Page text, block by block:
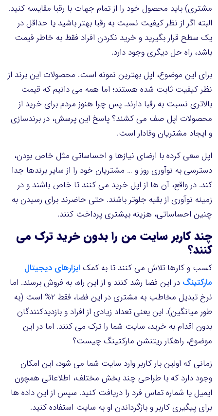
مشتری) باید محصول خود را از تمام جهات با رقبا مقایسه کنید.
البته اگر از نظر کیفیت نسبت به رقبا بهتر باشید یا حداقل در
یک سطح قرار بگیرید و خرید نکردن افراد فقط به خاطر قیمت
باشد، راه حل دیگری وجود دارد.
برای این موضوع، اپل بهترین نمونه است. محصولات این برند از
نظر کیفیت ثابت شده هستند؛ اما همه می دانیم که قیمت
بالاتری نسبت به رقبا دارند. پس چرا هنوز مردم برای خرید از
محصولات اپل صف می کشند؟ پاسخ این پرسش، در برندسازی
و ایجاد مشتریان وفادار است.
اپل سعی کرده با ارضای نیازها و احساساتی مثل خاص بودن،
دسترسی به نوآوری روز و … مشتریان خود را از سایر برندها جدا
کند. در واقع، آن ها از اپل خرید می کنند تا خاص باشند و در
زمینه نوآوری از بقیه جلوتر باشند. حتی حاضرند برای رسیدن به
چنین احساساتی، هزینه بیشتری پرداخت کنند.
چند کاربر سایت من را بدون خرید ترک می
کنند؟
کسب و کارها تلاش می کنند تا به کمک ابزارهای دیجیتال
مارکتینگ در این فضا رشد کنند و از این راه، به فروش برسند. اما
نرخ تبدیل مخاطب به مشتری در این فضا، فقط 2% است (به
طور میانگین). این یعنی تعداد زیادی از افراد و بازدیدکنندگان
بدون اقدام به خرید، سایت شما را ترک می کنند. اما در این
موضوع، راهکار ریتنشن مارکتینگ چیست؟
زمانی که اولین بار کاربر وارد سایت شما می شود، این امکان
وجود دارد که با طراحی چند بخش مختلف، اطلاعاتی همچون
ایمیل یا شماره تماس فرد را دریافت کنید. سپس از این داده ها
برای پیگیری کاربر و بازگرداندن او به سایت استفاده کنید.